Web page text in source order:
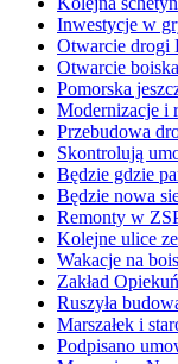
Inwestycje w
Otwarcie drogi
Otwarcie
Pomorska
Modernizacje i
Przebudowa
Skontrolują
Będzie gdzie
Będzie nowa
Remonty w
Kolejne ulice
Wakacje na
Zakład
Ruszyła
Marszałek i
Podpisano